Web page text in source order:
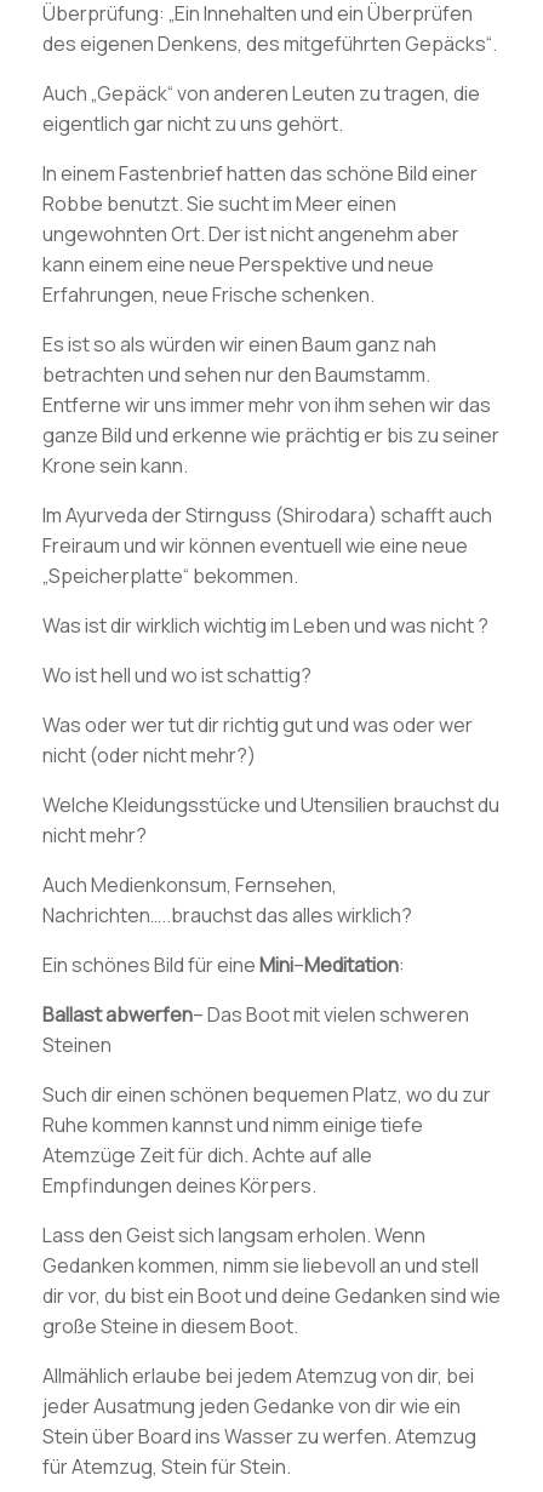
Überprüfung: „Ein Innehalten und ein Überprüfen
des eigenen Denkens, des mitgeführten Gepäcks“.
Auch „Gepäck“ von anderen Leuten zu tragen, die
eigentlich gar nicht zu uns gehört.
In einem Fastenbrief hatten das schöne Bild einer
Robbe benutzt. Sie sucht im Meer einen
ungewohnten Ort. Der ist nicht angenehm aber
kann einem eine neue Perspektive und neue
Erfahrungen, neue Frische schenken.
Es ist so als würden wir einen Baum ganz nah
betrachten und sehen nur den Baumstamm.
Entferne wir uns immer mehr von ihm sehen wir das
ganze Bild und erkenne wie prächtig er bis zu seiner
Krone sein kann.
Im Ayurveda der Stirnguss (Shirodara) schafft auch
Freiraum und wir können eventuell wie eine neue
„Speicherplatte“ bekommen.
Was ist dir wirklich wichtig im Leben und was nicht ?
Wo ist hell und wo ist schattig?
Was oder wer tut dir richtig gut und was oder wer
nicht (oder nicht mehr?)
Welche Kleidungsstücke und Utensilien brauchst du
nicht mehr?
Auch Medienkonsum, Fernsehen,
Nachrichten…..brauchst das alles wirklich?
Ein schönes Bild für eineMini–Meditation:
Ballastabwerfen– Das Boot mit vielen schweren
Steinen
Such dir einen schönen bequemen Platz, wo du zur
Ruhe kommen kannst und nimm einige tiefe
Atemzüge Zeit für dich. Achte auf alle
Empfindungen deines Körpers.
Lass den Geist sich langsam erholen. Wenn
Gedanken kommen, nimm sie liebevoll an und stell
dir vor, du bist ein Boot und deine Gedanken sind wie
große Steine in diesem Boot.
Allmählich erlaube bei jedem Atemzug von dir, bei
jeder Ausatmung jeden Gedanke von dir wie ein
Stein über Board ins Wasser zu werfen. Atemzug
für Atemzug, Stein für Stein.